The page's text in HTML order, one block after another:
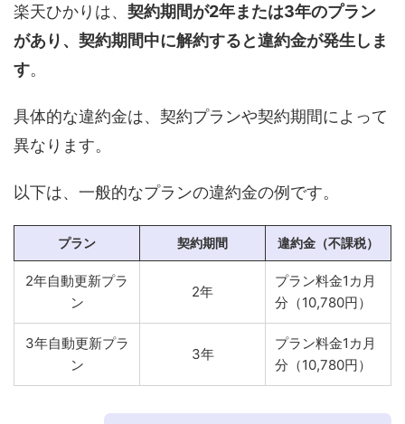
楽天ひかりは、 契約期間が2年または3年のプラン
があり、契約期間中に解約すると違約金が発生しま
す。
具体的な違約金は、契約プランや契約期間によって
異なります。
以下は、一般的なプランの違約金の例です。
プラン 契約期間 違約金（不課税）
2年自動更新プラ
ン
2年
プラン料金1カ月
分（10,780円）
3年自動更新プラ
ン
3年
プラン料金1カ月
分（10,780円）